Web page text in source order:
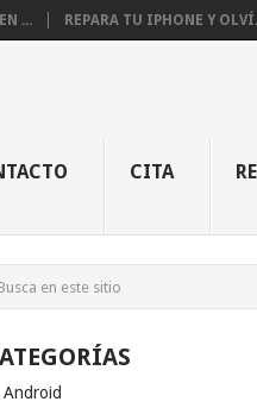
... REPARA TU IPHONE Y
CITA
Android